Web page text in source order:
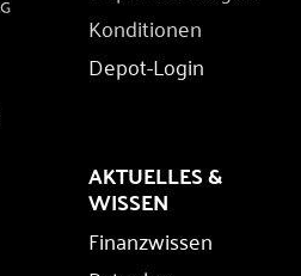
Konditionen
Depot-Login
AKTUELLES &
WISSEN
Finanzwissen